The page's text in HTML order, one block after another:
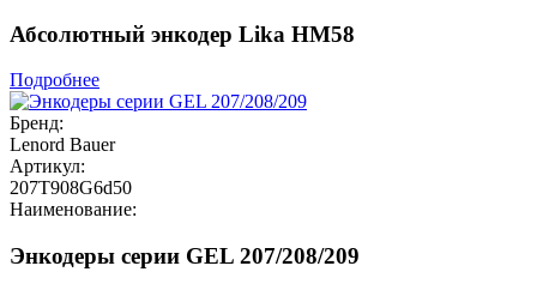
Абсолютный энкодер Lika HM58
Подробнее
Бренд:
Lenord Bauer
Артикул:
207T908G6d50
Наименование:
Энкодеры серии GEL 207/208/209